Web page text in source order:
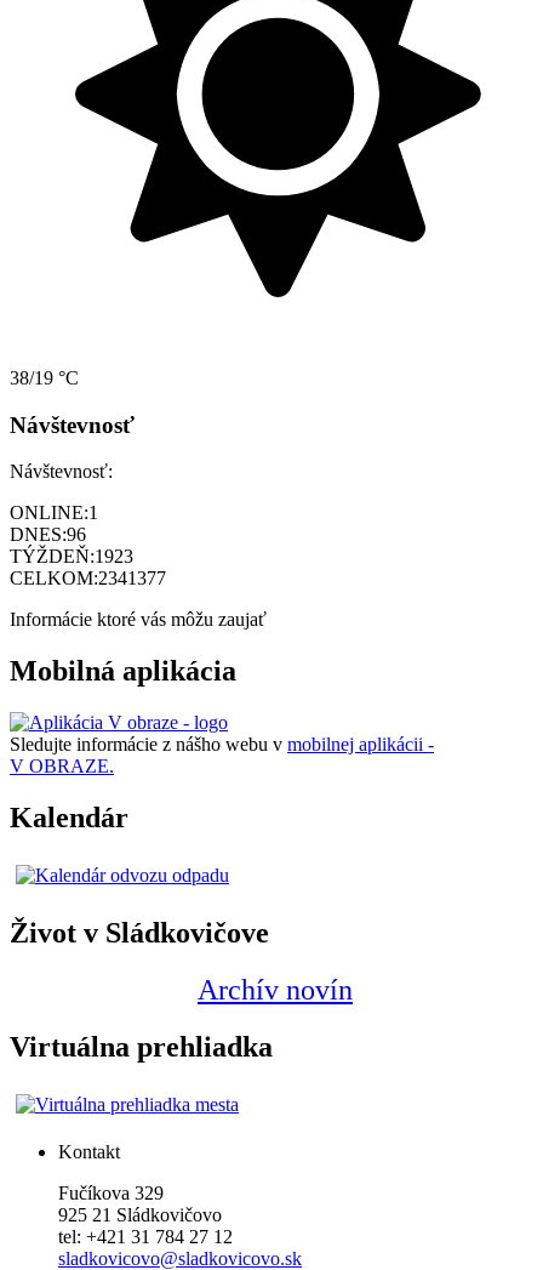
38/19 °C
Návštevnosť
Návštevnosť:
ONLINE:1
DNES:96
TÝŽDEŇ:1923
CELKOM:2341377
Informácie ktoré vás môžu zaujať
Mobilná aplikácia
Sledujte informácie z nášho webu v mobilnej aplikácii -
V OBRAZE.
Kalendár
Život v Sládkovičove
Archív novín
Virtuálna prehliadka
Kontakt
Fučíkova 329
925 21 Sládkovičovo
tel: +421 31 784 27 12
sladkovicovo@sladkovicovo.sk